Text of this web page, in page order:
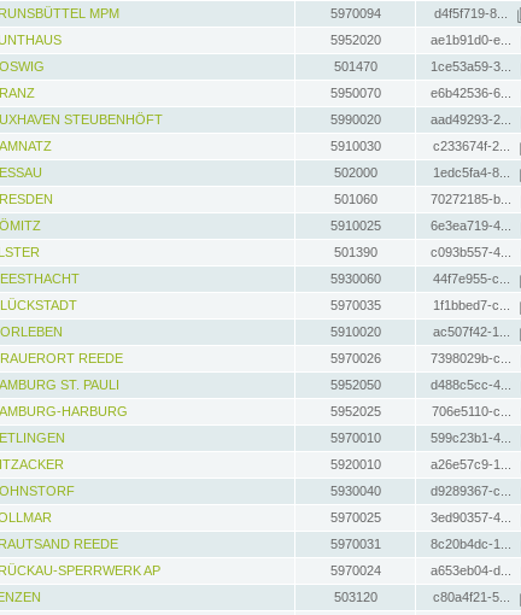
MPM
5970094 d4f5f719-8...
5952020 ae1b91d0-e...
501470 1ce53a59-3...
5950070 e6b42536-6...
STEUBENHÖFT
5990020 aad49293-2...
5910030 c233674f-2...
502000 1edc5fa4-8...
501060 70272185-b...
5910025 6e3ea719-4...
501390 c093b557-4...
5930060 44f7e955-c...
5970035 1f1bbed7-c...
5910020 ac507f42-1...
REEDE
5970026 7398029b-c...
ST. PAULI
5952050 d488c5cc-4...
HARBURG
5952025 706e5110-c...
5970010 599c23b1-4...
5920010 a26e57c9-1...
5930040 d9289367-c...
5970025 3ed90357-4...
REEDE
5970031 8c20b4dc-1...
SPERRWERK AP
5970024 a653eb04-d...
503120 c80a4f21-5...